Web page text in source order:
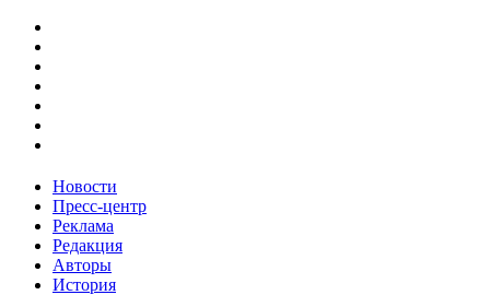
Новости
Пресс-центр
Реклама
Редакция
Авторы
История